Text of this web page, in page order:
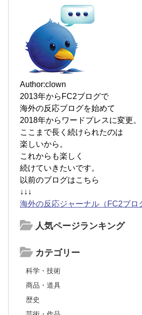
Author:clown
2013年からFC2ブログで
海外の反応ブログを始めて
2018年からワードプレスに変更。
ここまで長く続けられたのは
楽しいから。
これからも楽しく
続けていきたいです。
以前のブログはこちら
↓↓↓
海外の反応ジャーナル（FC2ブロ
人気ページランキング
カテゴリー
科学・技術
商品・道具
歴史